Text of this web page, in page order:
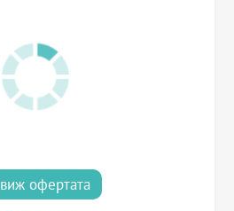
виж офертата